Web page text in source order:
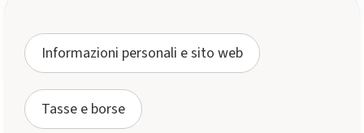
Informazioni personali e sito web
Tasse e borse